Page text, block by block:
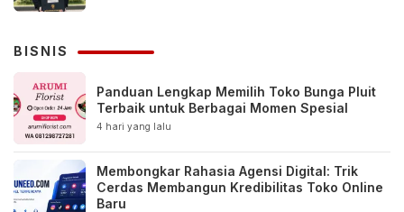
BISNIS
Panduan Lengkap Memilih Toko Bunga Pluit
Terbaik untuk Berbagai Momen Spesial
4 hari yang lalu
Membongkar Rahasia Agensi Digital: Trik
Cerdas Membangun Kredibilitas Toko Online
Baru